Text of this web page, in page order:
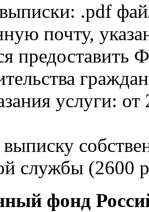
.pdf
почту,
услуги: от
выписку
службы (2600
фонд